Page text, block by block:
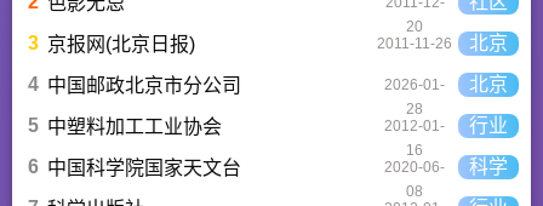
20
3 京报网(北京日报) 2011-11-26
北京
4 中国邮政北京市分公司
2026-01-
28
北京
5 中塑料加工工业协会
2012-01-
16
行业
6 中国科学院国家天文台
2020-06-
08
科学